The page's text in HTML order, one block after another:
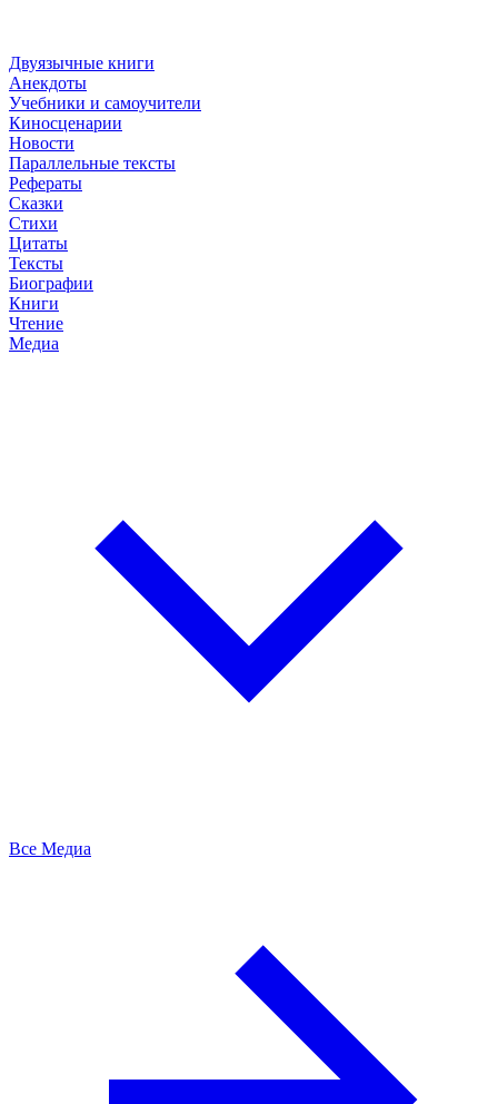
Двуязычные книги
Анекдоты
Учебники и самоучители
Киносценарии
Новости
Параллельные тексты
Рефераты
Сказки
Стихи
Цитаты
Тексты
Биографии
Книги
Чтение
Медиа
Все Медиа